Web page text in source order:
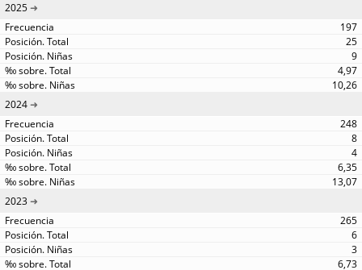
2025
197
25
9
4,97
10,26
2024
248
8
4
6,35
13,07
2023
265
6
3
6,73